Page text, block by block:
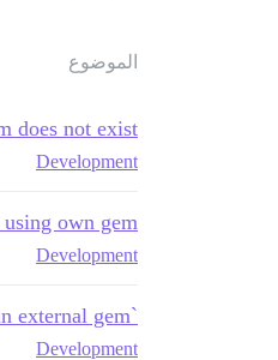
الموضوع
does not exist
Development
own gem
Development
`LoadError: cannot load such file` on plugin external gem
Development